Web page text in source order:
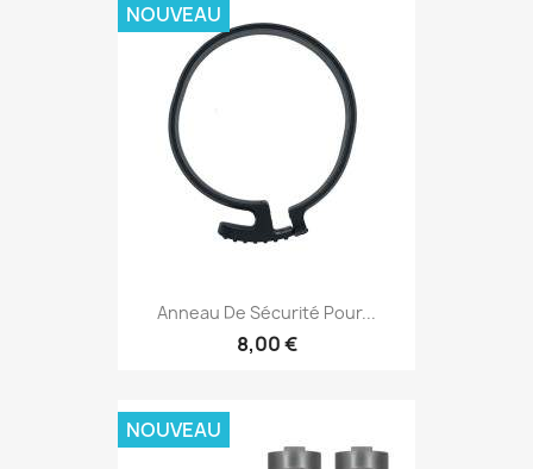
Anneau De Sécurité Pour...
8,00 €
NOUVEAU
NOUVEAU